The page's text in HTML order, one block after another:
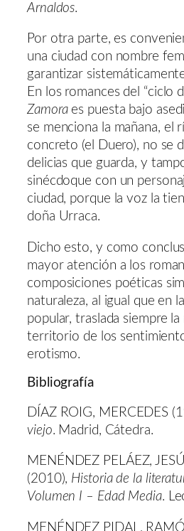
Arnaldos.
Por otra parte, es
una ciudad con nombre
garantizar
En los romances del “ciclo
Zamoraes puesta bajo
se menciona la mañana, el
concreto (el Duero), no se
delicias que guarda, y
sinécdoque con un
ciudad, porque la voz la
doña Urraca.
Dicho esto, y como
mayor atención a los
composiciones poéticas
naturaleza, al igual que en
popular, traslada siempre la
territorio de los
erotismo.
Bibliografía
DÍAZ ROIG, MERCEDES
viejo. Madrid, Cátedra.
MENÉNDEZ PELÁEZ,
(2010), Historia de la
Volumen I – Edad Media.
MENÉNDEZ PIDAL,